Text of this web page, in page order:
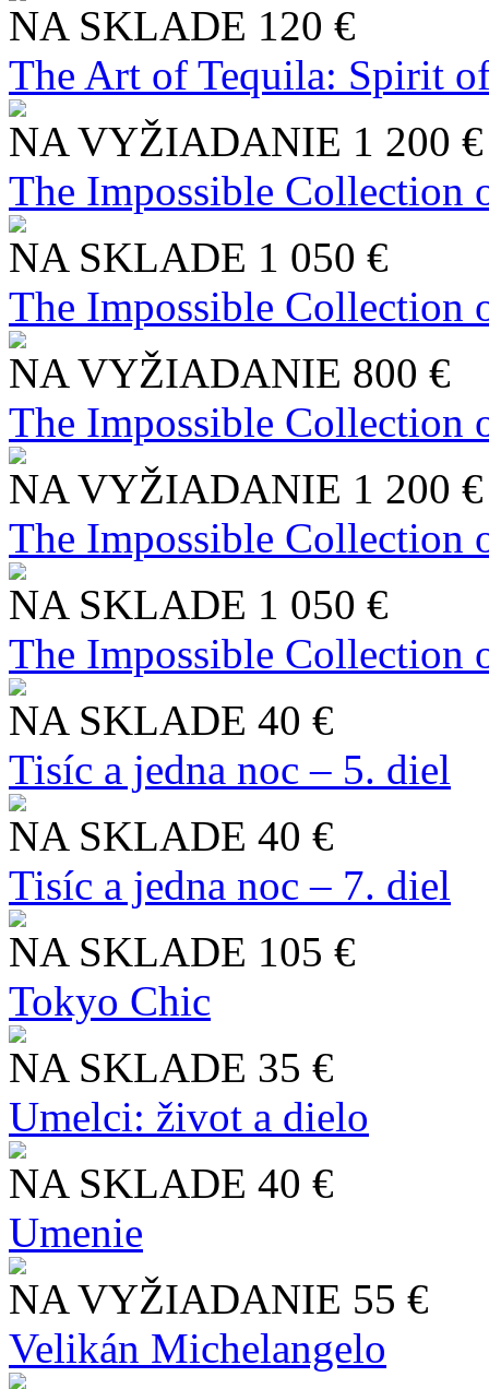
NA SKLADE 120 €
The Art of Tequila: Spirit
NA VYŽIADANIE 1 200 €
The Impossible Collection
NA SKLADE 1 050 €
The Impossible Collection
NA VYŽIADANIE 800 €
The Impossible Collection
NA VYŽIADANIE 1 200 €
The Impossible Collection
NA SKLADE 1 050 €
The Impossible Collection
NA SKLADE 40 €
Tisíc a jedna noc – 5. diel
NA SKLADE 40 €
Tisíc a jedna noc – 7. diel
NA SKLADE 105 €
Tokyo Chic
NA SKLADE 35 €
Umelci: život a dielo
NA SKLADE 40 €
Umenie
NA VYŽIADANIE 55 €
Velikán Michelangelo